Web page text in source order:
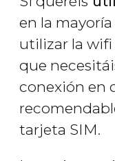
en la
utilizar la wifi
que
conexión en
tarjeta SIM.